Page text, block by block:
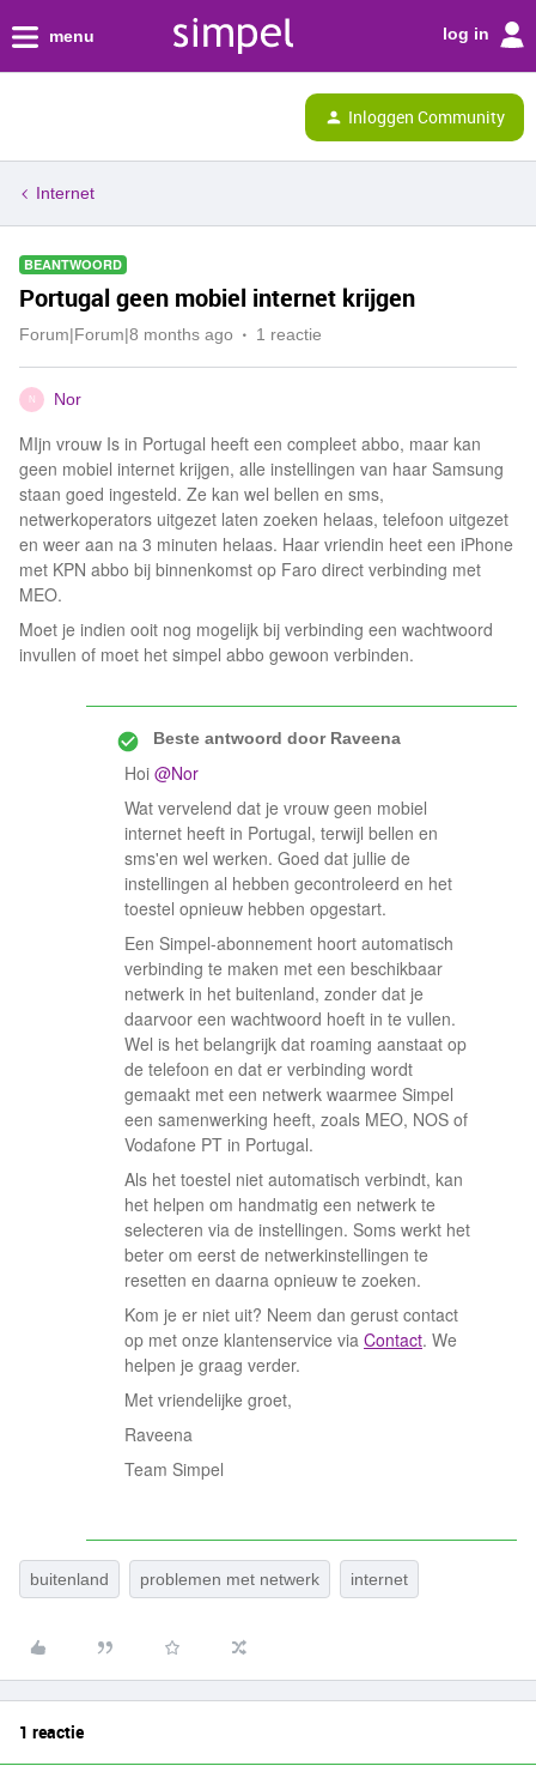
menu log in
Inloggen Community
Internet
BEANTWOORD
Portugal geen mobiel internet krijgen
Forum|Forum|8 months ago 1 reactie
N Nor
MIjn vrouw Is in Portugal heeft een compleet abbo, maar kan
geen mobiel internet krijgen, alle instellingen van haar Samsung
staan goed ingesteld. Ze kan wel bellen en sms,
netwerkoperators uitgezet laten zoeken helaas, telefoon uitgezet
en weer aan na 3 minuten helaas. Haar vriendin heet een iPhone
met KPN abbo bij binnenkomst op Faro direct verbinding met
MEO.
Moet je indien ooit nog mogelijk bij verbinding een wachtwoord
invullen of moet het simpel abbo gewoon verbinden.
Beste antwoord doorRaveena
Hoi ​ @Nor
Wat vervelend dat je vrouw geen mobiel
internet heeft in Portugal, terwijl bellen en
sms'en wel werken. Goed dat jullie de
instellingen al hebben gecontroleerd en het
toestel opnieuw hebben opgestart.
Een Simpel-abonnement hoort automatisch
verbinding te maken met een beschikbaar
netwerk in het buitenland, zonder dat je
daarvoor een wachtwoord hoeft in te vullen.
Wel is het belangrijk dat roaming aanstaat op
de telefoon en dat er verbinding wordt
gemaakt met een netwerk waarmee Simpel
een samenwerking heeft, zoals MEO, NOS of
Vodafone PT in Portugal.
Als het toestel niet automatisch verbindt, kan
het helpen om handmatig een netwerk te
selecteren via de instellingen. Soms werkt het
beter om eerst de netwerkinstellingen te
resetten en daarna opnieuw te zoeken.
Kom je er niet uit? Neem dan gerust contact
op met onze klantenservice via Contact. We
helpen je graag verder.
Met vriendelijke groet,
Raveena
Team Simpel
buitenland problemen met netwerk internet
1 reactie